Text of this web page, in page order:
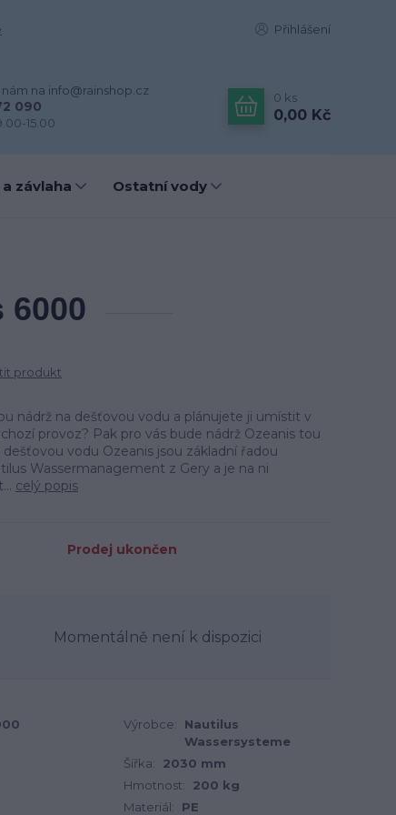
Přihlášení
na info@rainshop.cz
090
15.00
0 ks
0,00 Kč
závlaha Ostatní vody
6000
produkt
nádrž na dešťovou vodu a plánujete ji umístit v
provoz? Pak pro vás bude nádrž Ozeanis tou
vodu Ozeanis jsou základní řadou
Wassermanagement z Gery a je na ni
celý popis
Prodej ukončen
Momentálně není k dispozici
Výrobce:
Nautilus
Wassersysteme
Šířka:
2030 mm
Hmotnost:
200 kg
Materiál:
PE